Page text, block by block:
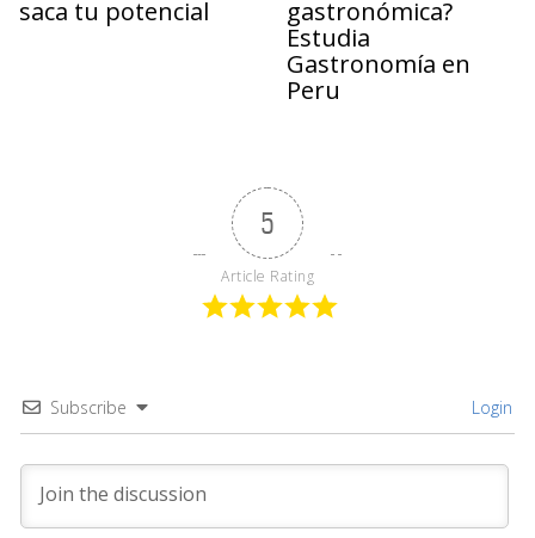
saca tu potencial
gastronómica?
Estudia
Gastronomía en
Peru
5
Article Rating
Subscribe Login